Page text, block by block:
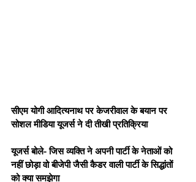
सीएम योगी आदित्यनाथ पर केजरीवाल के बयान पर
सोशल मीडिया यूजर्स ने दी तीखी प्रतिक्रिया
यूजर्स बोले- जिस व्यक्ति ने अपनी पार्टी के नेताओं को
नहीं छोड़ा वो बीजेपी जैसी कैडर वाली पार्टी के सिद्धांतों
को क्या समझेगा